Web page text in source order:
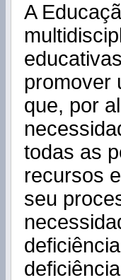
A
promover
que, por
todas as
recursos
seu